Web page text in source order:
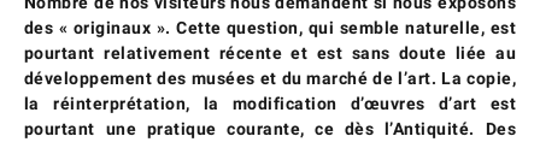
des « originaux ».Cette question, qui semble naturelle, est
pourtant relativement récente et est sans doute liée au
développement des musées et du marché de l’art.La copie,
la réinterprétation, la modification d’œuvres d’art est
pourtant une pratique courante, ce dès l’Antiquité. Des